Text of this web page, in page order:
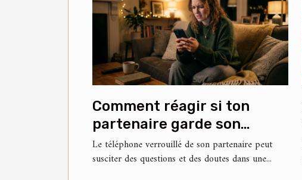
Comment réagir si ton
partenaire garde son
téléphone verrouillé ?
Le téléphone verrouillé de son partenaire peut
susciter des questions et des doutes dans une...